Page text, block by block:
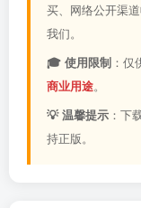
买、网络公开渠
我们。
🎓 使用限制 ：
商业用途。
💡 温馨提示 ：下
持正版。